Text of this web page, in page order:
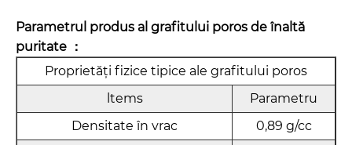
Parametrul produs al grafitului poros de înaltă
puritate ：
Proprietăți fizice tipice ale grafitului poros
ltems
Parametru
Densitate în vrac
0,89 g/cc